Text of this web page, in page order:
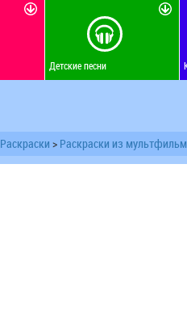
Детские песни
Раскраски > Раскраски из